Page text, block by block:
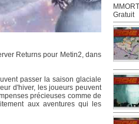
Returns pour Metin2, dans
passer la saison glaciale
d'hiver, les joueurs peuvent
précieuses comme de
aux aventures qui les
Gratuit